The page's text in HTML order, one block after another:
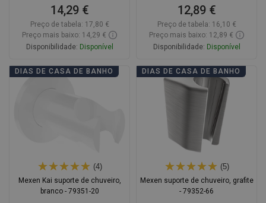
14,29 €
Preço de tabela: 17,80 €
Preço mais baixo: 14,29 €
Disponibilidade: Disponível
Adicionar
12,89 €
Preço de tabela: 16,10 €
Preço mais baixo: 12,89 €
Disponibilidade: Disponível
Adicionar
favorite_border Favoritos
DIAS DE CASA DE BANHO
(4)
Mexen Kai suporte de chuveiro,
branco - 79351-20
DIAS DE CASA DE BANHO
(5)
Mexen suporte de chuveiro, grafite
- 79352-66